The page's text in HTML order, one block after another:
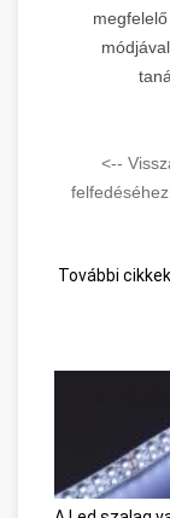
<--
További cikkek